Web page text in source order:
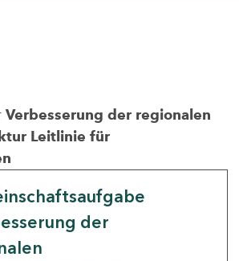
Verbesserung der regionalen
Leitlinie für
der